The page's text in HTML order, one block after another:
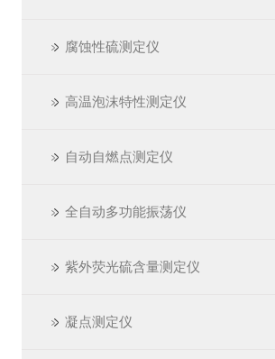
腐蚀性硫测定仪
高温泡沫特性测定仪
自动自燃点测定仪
全自动多功能振荡仪
紫外荧光硫含量测定仪
凝点测定仪